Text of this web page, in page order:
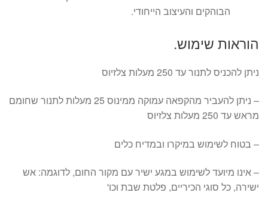
הבוהקים והעיצוב הייחודי.
הוראות שימוש.
ניתן להכניס לתנור עד 250 מעלות צלזיוס
– ניתן להעביר מהקפאה עמוקה ממינוס 25 מעלות לתנור שחומם
מראש עד 250 מעלות צלזיוס
– בטוח לשימוש במיקרו ובמדיח כלים
– אינו מיועד לשימוש במגע ישיר עם מקור החום, לדוגמה: אש
ישירה, כל סוגי הכיריים, פלטת שבת וכו'